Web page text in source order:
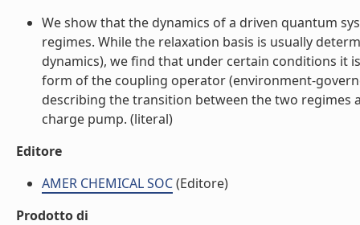
We show that the dynamics of a driven quantum
regimes. While the relaxation basis is usually
dynamics), we find that under certain conditions it
form of the coupling operator (environment-
describing the transition between the two regimes
charge pump. (literal)
Editore
AMER CHEMICAL SOC(Editore)
Prodotto di